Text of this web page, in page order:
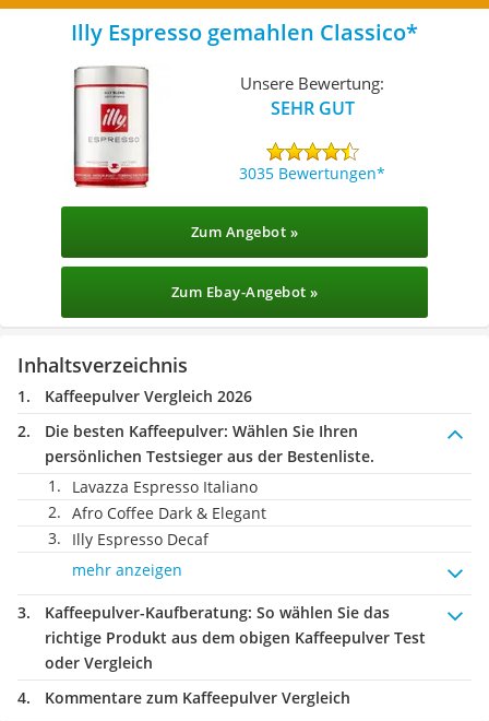
Illy Espresso gemahlen Classico
Unsere Bewertung:
SEHR GUT
3035 Bewertungen
Zum Angebot »
Zum Ebay-Angebot »
Inhaltsverzeichnis
Kaffeepulver Vergleich 2026
Die besten Kaffeepulver: Wählen Sie Ihren
persönlichen Testsieger aus der Bestenliste.
Lavazza Espresso Italiano
‎Afro Coffee Dark & Elegant
Illy Espresso Decaf
mehr anzeigen
Kaffeepulver-Kaufberatung: So wählen Sie das
richtige Produkt aus dem obigen Kaffeepulver Test
oder Vergleich
Kommentare zum Kaffeepulver Vergleich